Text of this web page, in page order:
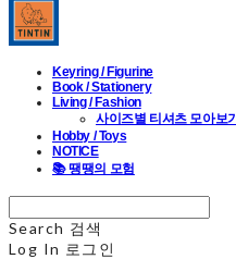
Keyring / Figurine
Book / Stationery
Living / Fashion
사이즈별 티셔츠 모아보기
Hobby / Toys
NOTICE
📚 땡땡의 모험
Search 검색
Log In 로그인